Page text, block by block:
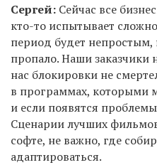
Сергей: Сейчас все
кто-то испытывает
период будет
пропало.Наши заказчики
нас блокировки не
в программах, которыми
и если появятся
Сценарии лучших
софте, не важно, где
адаптироваться.